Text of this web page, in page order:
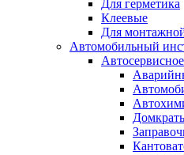
Для герметика
Клеевые
Для
Автомобильный